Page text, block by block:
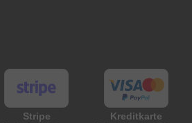
Stripe Kreditkarte